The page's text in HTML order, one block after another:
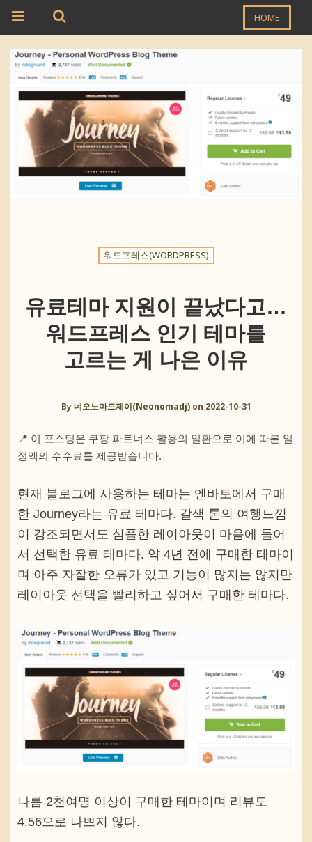
HOME
워드프레스(WORDPRESS)
유료테마 지원이 끝났다고…
워드프레스 인기 테마를
고르는 게 나은 이유
By네오노마드제이(Neonomadj) on 2022-10-31
📍 이 포스팅은 쿠팡 파트너스 활용의 일환으로 이에 따른 일
정액의 수수료를 제공받습니다.
현재 블로그에 사용하는 테마는 엔바토에서 구매
한 Journey라는 유료 테마다. 갈색 톤의 여행느낌
이 강조되면서도 심플한 레이아웃이 마음에 들어
서 선택한 유료 테마다. 약 4년 전에 구매한 테마이
며 아주 자잘한 오류가 있고 기능이 많지는 않지만
레이아웃 선택을 빨리하고 싶어서 구매한 테마다.
나름 2천여명 이상이 구매한 테마이며 리뷰도
4.56으로 나쁘지 않다.